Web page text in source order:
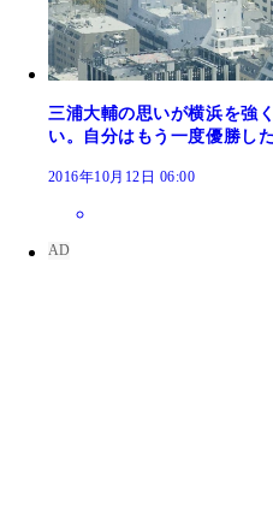
三浦大輔の思いが横浜を強
い。自分はもう一度優勝した
2016年10月12日 06:00